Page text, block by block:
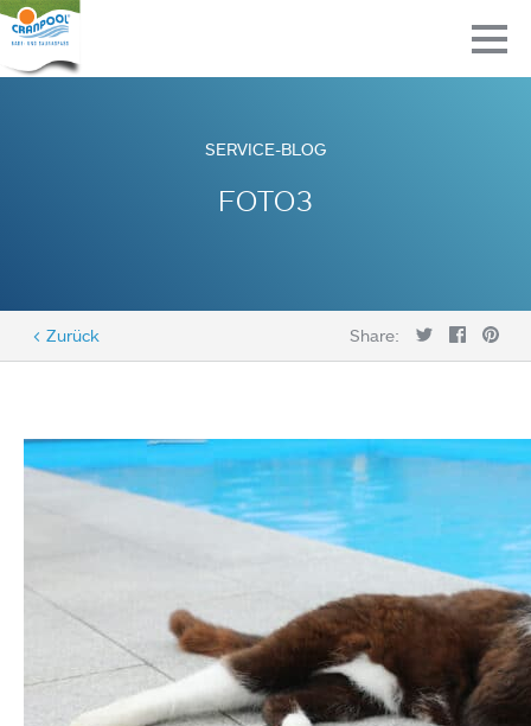
SERVICE-BLOG
FOTO3
< Zurück Share: